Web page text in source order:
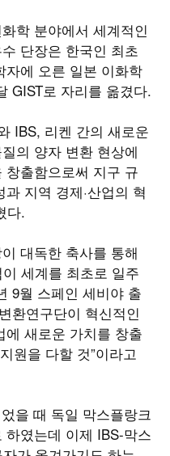
학 분야에서 세계적인
단장은 한국인 최초
자에 오른 일본 이화학
GIST로 자리를 옮겼다.
IBS, 리켄 간의 새로운
의 양자 변환 현상에
출함으로써 지구 규
지역 경제·산업의 혁
다.
대독한 축사를 통해
세계를 최초로 일주
9월 스페인 세비야 출
환연구단이 혁신적인
새로운 가치를 창출
원을 다할 것”이라고
을 때 독일 막스플랑크
였는데 이제 IBS-막스